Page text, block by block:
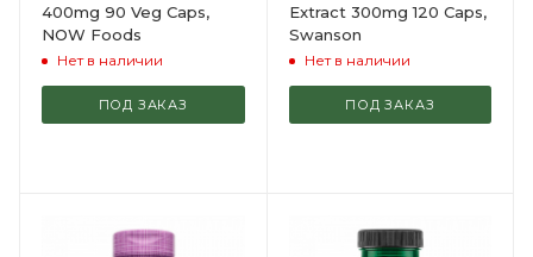
400mg 90 Veg Caps,
NOW Foods
Нет в наличии
ПОД ЗАКАЗ
Extract 300mg 120 Caps,
Swanson
Нет в наличии
ПОД ЗАКАЗ